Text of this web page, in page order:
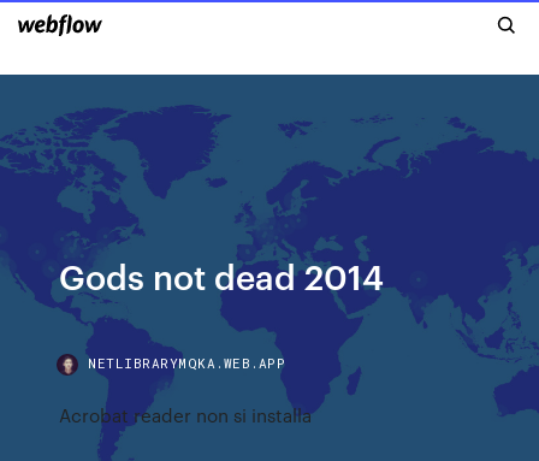
Gods not dead 2014
NETLIBRARYMQKA.WEB.APP
Acrobat reader non si installa